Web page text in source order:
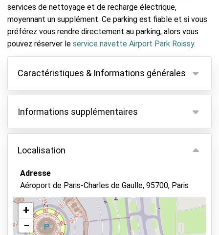
services de nettoyage et de recharge électrique,
moyennant un supplément. Ce parking est fiable et si vous
préférez vous rendre directement au parking, alors vous
pouvez réserver le service navette Airport Park Roissy.
Caractéristiques & Informations générales
Caractéristiques
Parking couvert
Gardez vos clés
Vidéosurveillance
Accès aux personnes handicapées
Borne de recharge électrique
Terrain éclairé
Informations supplémentaires
Un supplément de nuit de 10 € sera appliqué si vous
arrivez ou partez entre 20h00 et 07h00.
un supplément de 10 € devra être payé
directement au parking.
La navette est incluse pour 4 personnes. Pour
chaque personne supplémentaire, vous payez un
supplément de 5 € par personne. Conseil : déposez
d'abord les passagers en plus à l'aéroport pour
Localisation
Adresse
Aéroport de Paris-Charles de Gaulle, 95700, Paris
Voir sur la carte
+
−